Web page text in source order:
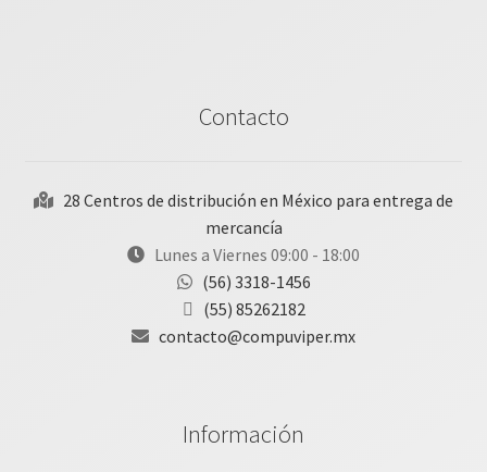
Contacto
28 Centros de distribución en México para entrega de
mercancía
Lunes a Viernes 09:00 - 18:00
(56) 3318-1456
(55) 85262182
contacto@compuviper.mx
Información